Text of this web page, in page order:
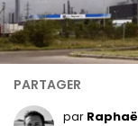
par